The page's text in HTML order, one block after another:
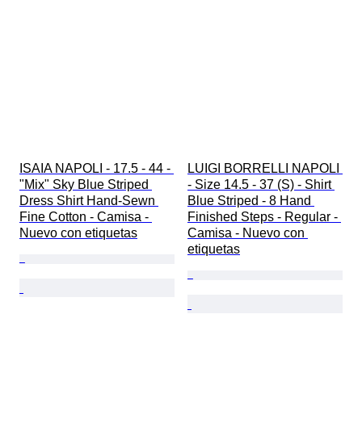
ISAIA NAPOLI - 17.5 - 44 -
"Mix" Sky Blue Striped
Dress Shirt Hand-Sewn
Fine Cotton - Camisa -
Nuevo con etiquetas
LUIGI BORRELLI NAPOLI
- Size 14.5 - 37 (S) - Shirt
Blue Striped - 8 Hand
Finished Steps - Regular -
Camisa - Nuevo con
etiquetas